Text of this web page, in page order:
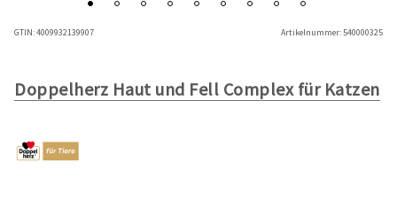
GTIN:4009932139907 Artikelnummer:540000325
Doppelherz Haut und Fell Complex für Katzen